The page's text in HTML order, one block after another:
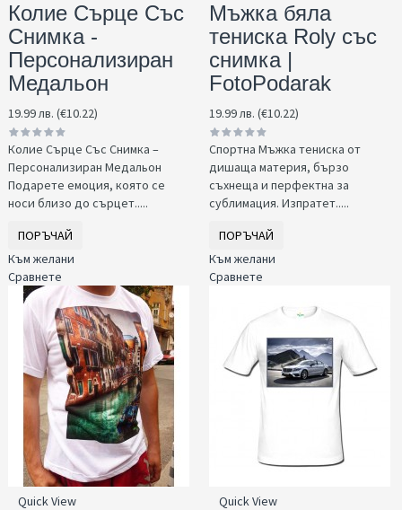
Колие Сърце Със
Снимка -
Персонализиран
Медальон
19.99 лв. (€10.22)
Колие Сърце Със Снимка –
Персонализиран Медальон
Подарете емоция, която се
носи близо до сърцет.....
ПОРЪЧАЙ
Към желани
Сравнете
Мъжка бяла
тениска Roly със
снимка |
FotoPodarak
19.99 лв. (€10.22)
Спортна Мъжка тениска от
дишаща материя, бързо
съхнеща и перфектна за
сублимация. Изпратет.....
ПОРЪЧАЙ
Към желани
Сравнете
Quick View Quick View